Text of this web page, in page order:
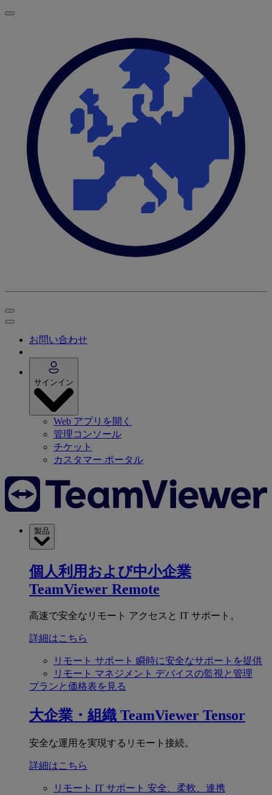
お問い合わせ
サインイン
Web アプリを開く
管理コンソール
チケット
カスタマー ポータル
製品
個人利用および中小企業
TeamViewer Remote
高速で安全なリモート アクセスと IT サポート。
詳細はこちら
リモート サポート 瞬時に安全なサポートを提供
リモート マネジメント デバイスの監視と管理
プランと価格表を見る
大企業・組織 TeamViewer Tensor
安全な運用を実現するリモート接続。
詳細はこちら
リモート IT サポート 安全、柔軟、連携